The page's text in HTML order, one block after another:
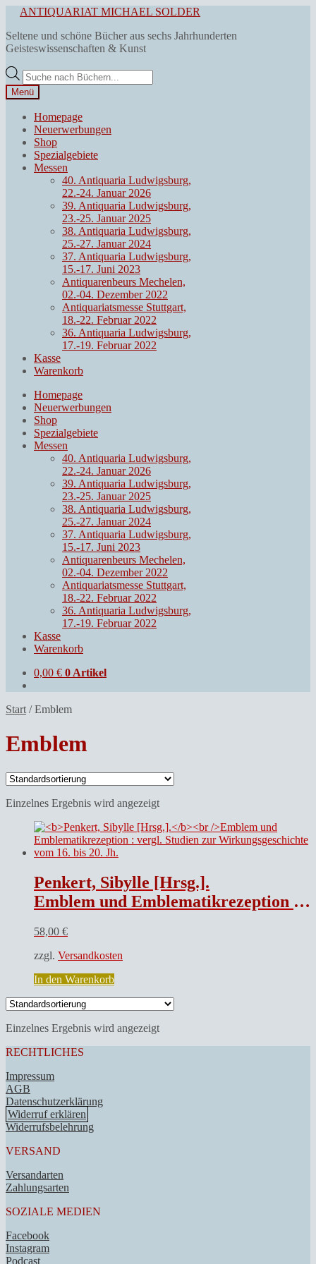
springen
Zum
springen
ANTIQUARIAT MICHAEL SOLDER
Seltene und schöne Bücher aus sechs Jahrhunderten
Geisteswissenschaften & Kunst
Products
search
Menü
Homepage
Neuerwerbungen
Shop
Spezialgebiete
Messen
40. Antiquaria Ludwigsburg,
22.-24. Januar 2026
39. Antiquaria Ludwigsburg,
23.-25. Januar 2025
38. Antiquaria Ludwigsburg,
25.-27. Januar 2024
37. Antiquaria Ludwigsburg,
15.-17. Juni 2023
Antiquarenbeurs Mechelen,
02.-04. Dezember 2022
Antiquariatsmesse Stuttgart,
18.-22. Februar 2022
36. Antiquaria Ludwigsburg,
17.-19. Februar 2022
Kasse
Warenkorb
Homepage
Neuerwerbungen
Shop
Spezialgebiete
Messen
40. Antiquaria Ludwigsburg,
22.-24. Januar 2026
39. Antiquaria Ludwigsburg,
23.-25. Januar 2025
38. Antiquaria Ludwigsburg,
25.-27. Januar 2024
37. Antiquaria Ludwigsburg,
15.-17. Juni 2023
Antiquarenbeurs Mechelen,
02.-04. Dezember 2022
Antiquariatsmesse Stuttgart,
18.-22. Februar 2022
36. Antiquaria Ludwigsburg,
17.-19. Februar 2022
Kasse
Warenkorb
0,00 € 0 Artikel
Start /Emblem
Emblem
Einzelnes Ergebnis wird angezeigt
Penkert, Sibylle [Hrsg.].
Emblem und Emblematikrezeption : vergl. Studien zur Wirkungsgeschichte vom 16. bis 20. Jh.
58,00 €
zzgl. Versandkosten
In den Warenkorb
Einzelnes Ergebnis wird angezeigt
RECHTLICHES
Impressum
AGB
Datenschutzerklärung
Widerruf erklären
Widerrufsbelehrung
VERSAND
Versandarten
Zahlungsarten
SOZIALE MEDIEN
Facebook
Instagram
Podcast